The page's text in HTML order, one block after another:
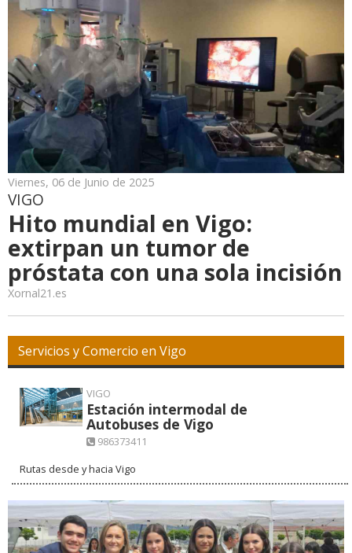
Viernes, 06 de Junio de 2025
VIGO
Hito mundial en Vigo:
extirpan un tumor de
próstata con una sola incisión
Xornal21.es
Servicios y Comercio en Vigo
VIGO
Estación intermodal de
Autobuses de Vigo
986373411
Rutas desde y hacia Vigo